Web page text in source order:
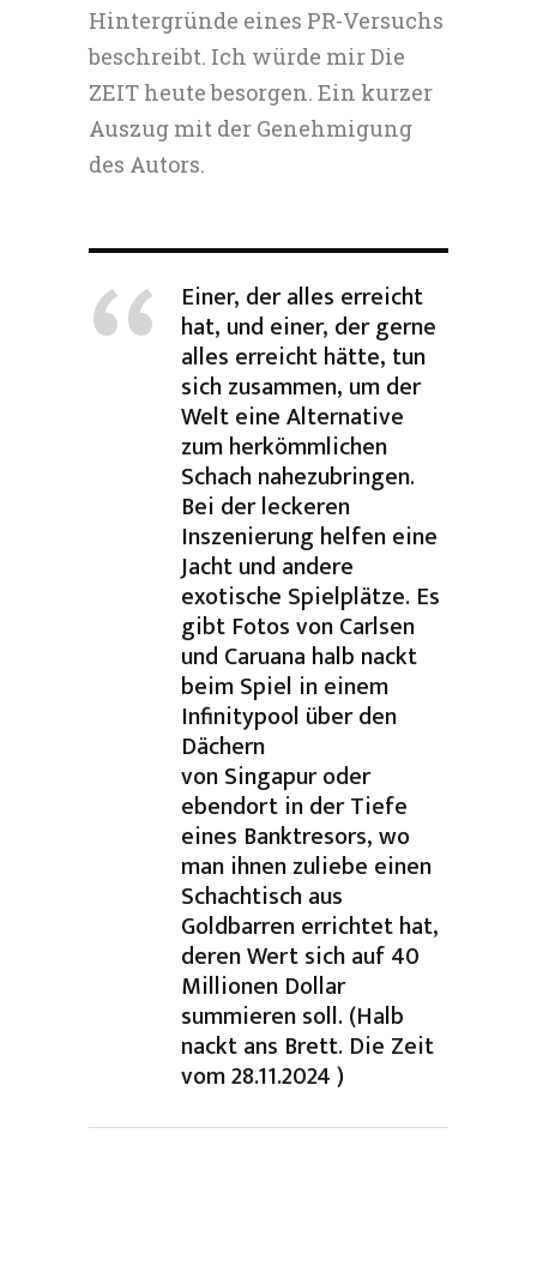
Hintergründe eines PR-Versuchs
beschreibt. Ich würde mir Die
ZEIT heute besorgen. Ein kurzer
Auszug mit der Genehmigung
des Autors.
Einer, der alles erreicht
hat, und einer, der gerne
alles erreicht hätte, tun
sich zusammen, um der
Welt eine Alternative
zum herkömmlichen
Schach nahezubringen.
Bei der leckeren
Inszenierung helfen eine
Jacht und andere
exotische Spielplätze. Es
gibt Fotos von Carlsen
und Caruana halb nackt
beim Spiel in einem
Infinitypool über den
Dächern
von Singapur oder
ebendort in der Tiefe
eines Banktresors, wo
man ihnen zuliebe einen
Schachtisch aus
Goldbarren errichtet hat,
deren Wert sich auf 40
Millionen Dollar
summieren soll. (Halb
nackt ans Brett. Die Zeit
vom 28.11.2024 )